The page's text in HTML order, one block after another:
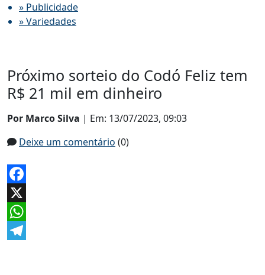
» Publicidade
» Variedades
Próximo sorteio do Codó Feliz tem
R$ 21 mil em dinheiro
Por Marco Silva | Em: 13/07/2023, 09:03
Deixe um comentário (0)
Facebook
X
WhatsApp